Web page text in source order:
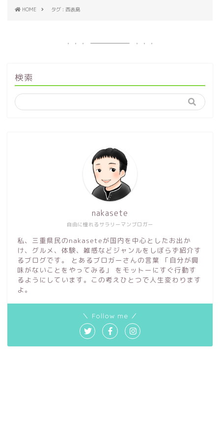
HOME タグ : 西表島
検索
自由に憧れるサラリーマンブロガー
nakasete
私、三重県民のnakaseteが国内を中心としたお出か
け、グルメ、体験、雑感などジャンルをしぼらず紹介す
るブログです。 とあるブロガーさんの言葉 「自分が興
味がないことをやってみる」 をモットーにすぐ行動す
るようにしています。この考えひとつで人生変わります
よ。
＼ Follow me ／